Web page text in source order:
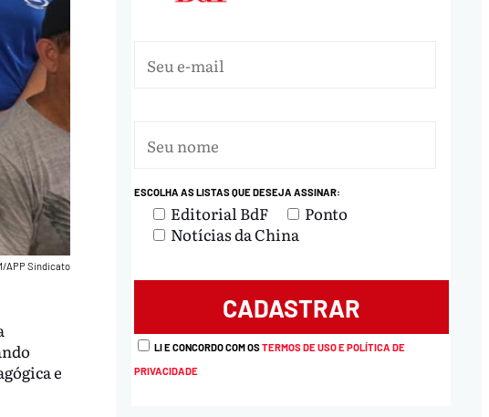
APP Sindicato
e
ESCOLHA AS LISTAS QUE DESEJA ASSINAR:
Editorial BdF
Ponto
Notícias da China
LI E CONCORDO COM OSTERMOS DE USO E POLÍTICA DE
PRIVACIDADE